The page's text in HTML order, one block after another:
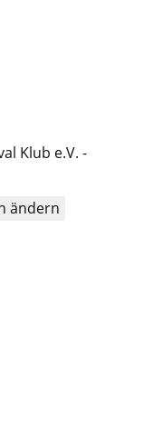
Klub e.V. -
ändern